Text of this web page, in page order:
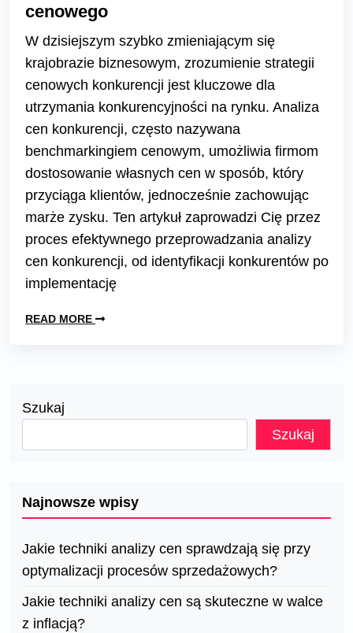
cenowego
W dzisiejszym szybko zmieniającym się
krajobrazie biznesowym, zrozumienie strategii
cenowych konkurencji jest kluczowe dla
utrzymania konkurencyjności na rynku. Analiza
cen konkurencji, często nazywana
benchmarkingiem cenowym, umożliwia firmom
dostosowanie własnych cen w sposób, który
przyciąga klientów, jednocześnie zachowując
marże zysku. Ten artykuł zaprowadzi Cię przez
proces efektywnego przeprowadzania analizy
cen konkurencji, od identyfikacji konkurentów po
implementację
READ MORE
Szukaj
Szukaj
Najnowsze wpisy
Jakie techniki analizy cen sprawdzają się przy
optymalizacji procesów sprzedażowych?
Jakie techniki analizy cen są skuteczne w walce
z inflacją?